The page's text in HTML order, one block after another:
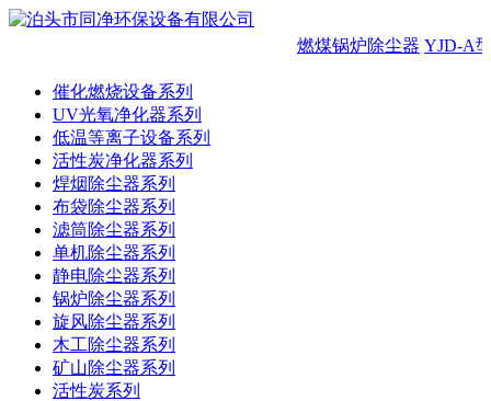
燃煤锅炉除尘器 YJD-A
催化燃烧设备系列
UV光氧净化器系列
低温等离子设备系列
活性炭净化器系列
焊烟除尘器系列
布袋除尘器系列
滤筒除尘器系列
单机除尘器系列
静电除尘器系列
锅炉除尘器系列
旋风除尘器系列
木工除尘器系列
矿山除尘器系列
活性炭系列